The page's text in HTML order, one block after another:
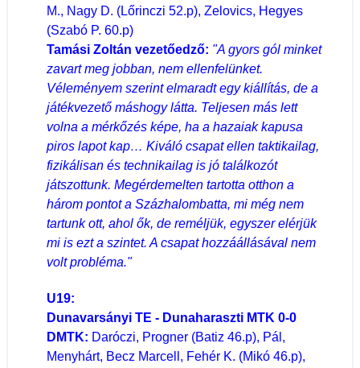
M., Nagy D. (Lőrinczi 52.p), Zelovics, Hegyes
(Szabó P. 60.p)
Tamási Zoltán vezetőedző: "A gyors gól minket
zavart meg jobban, nem ellenfelünket.
Véleményem szerint elmaradt egy kiállítás, de a
játékvezető máshogy látta. Teljesen más lett
volna a mérkőzés képe, ha a hazaiak kapusa
piros lapot kap… Kiváló csapat ellen taktikailag,
fizikálisan és technikailag is jó találkozót
játszottunk. Megérdemelten tartotta otthon a
három pontot a Százhalombatta, mi még nem
tartunk ott, ahol ők, de reméljük, egyszer elérjük
mi is ezt a szintet. A csapat hozzáállásával nem
volt probléma."
U19:
Dunavarsányi TE - Dunaharaszti MTK 0-0
DMTK: Daróczi, Progner (Batiz 46.p), Pál,
Menyhárt, Becz Marcell, Fehér K. (Mikó 46.p),